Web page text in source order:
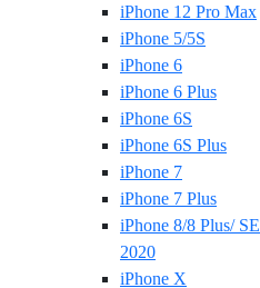
iPhone 12 Pro Max
iPhone 5/5S
iPhone 6
iPhone 6 Plus
iPhone 6S
iPhone 6S Plus
iPhone 7
iPhone 7 Plus
iPhone 8/8 Plus/ SE
2020
iPhone X